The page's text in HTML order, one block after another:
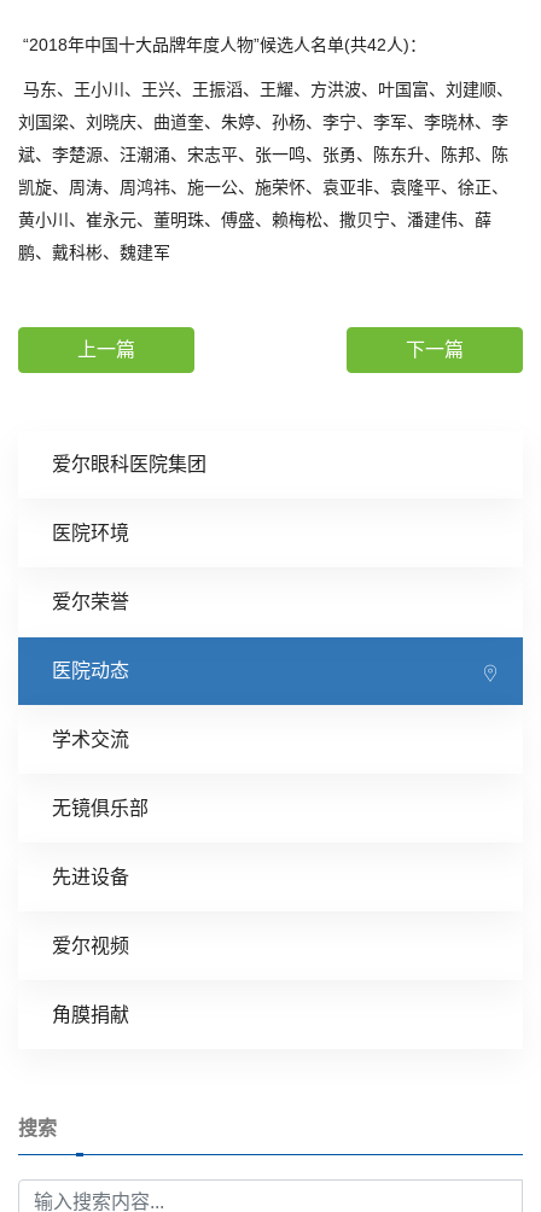
爱尔眼科医院集团
医院环境
爱尔荣誉
医院动态
学术交流
无镜俱乐部
先进设备
爱尔视频
角膜捐献
搜索
“2018年中国十大品牌年度人物”候选人名单(共42人)：
马东、王小川、王兴、王振滔、王耀、方洪波、叶国富、刘建顺、
刘国梁、刘晓庆、曲道奎、朱婷、孙杨、李宁、李军、李晓林、李
斌、李楚源、汪潮涌、宋志平、张一鸣、张勇、陈东升、陈邦、陈
凯旋、周涛、周鸿祎、施一公、施荣怀、袁亚非、袁隆平、徐正、
黄小川、崔永元、董明珠、傅盛、赖梅松、撒贝宁、潘建伟、薛
鹏、戴科彬、魏建军
上一篇 下一篇